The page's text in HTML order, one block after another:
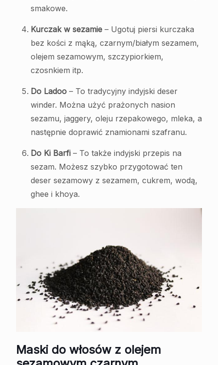
smakowe.
Kurczak w sezamie – Ugotuj piersi kurczaka
bez kości z mąką, czarnym/białym sezamem,
olejem sezamowym, szczypiorkiem,
czosnkiem itp.
Do Ladoo – To tradycyjny indyjski deser
winder. Można użyć prażonych nasion
sezamu, jaggery, oleju rzepakowego, mleka, a
następnie doprawić znamionami szafranu.
Do Ki Barfi – To także indyjski przepis na
sezam. Możesz szybko przygotować ten
deser sezamowy z sezamem, cukrem, wodą,
ghee i khoya.
Maski do włosów z olejem